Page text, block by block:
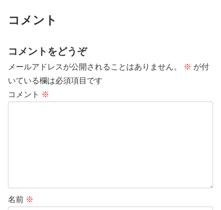
コメント
コメントをどうぞ
メールアドレスが公開されることはありません。 ※ が付
いている欄は必須項目です
コメント ※
名前 ※